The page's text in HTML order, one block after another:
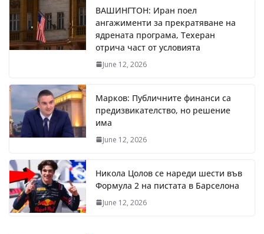
ВАШИНГТОН: Иран поел
ангажименти за прекратяване на
ядрената програма, Техеран
отрича част от условията
June 12, 2026
Марков: Публичните финанси са
предизвикателство, но решение
има
June 12, 2026
Никола Цолов се нареди шести във
Формула 2 на пистата в Барселона
June 12, 2026